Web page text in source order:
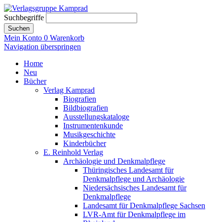
Suchbegriffe
Suchen
Mein Konto 0 Warenkorb
Navigation überspringen
Home
Neu
Bücher
Verlag Kamprad
Biografien
Bildbiografien
Ausstellungskataloge
Instrumentenkunde
Musikgeschichte
Kinderbücher
E. Reinhold Verlag
Archäologie und Denkmalpflege
Thüringisches Landesamt für
Denkmalpflege und Archäologie
Niedersächsisches Landesamt für
Denkmalpflege
Landesamt für Denkmalpflege Sachsen
LVR-Amt für Denkmalpflege im